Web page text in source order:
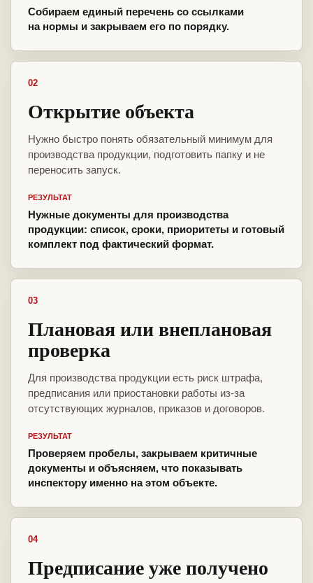
Собираем единый перечень со ссылками
на нормы и закрываем его по порядку.
02
Открытие объекта
Нужно быстро понять обязательный минимум для
производства продукции, подготовить папку и не
переносить запуск.
РЕЗУЛЬТАТ
Нужные документы для производства
продукции: список, сроки, приоритеты и готовый
комплект под фактический формат.
03
Плановая или внеплановая
проверка
Для производства продукции есть риск штрафа,
предписания или приостановки работы из-за
отсутствующих журналов, приказов и договоров.
РЕЗУЛЬТАТ
Проверяем пробелы, закрываем критичные
документы и объясняем, что показывать
инспектору именно на этом объекте.
04
Предписание уже получено